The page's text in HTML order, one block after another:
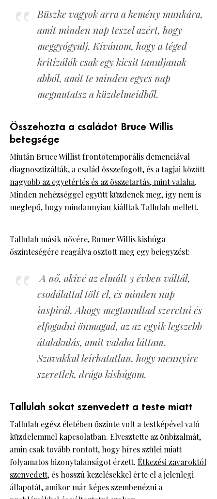
Büszke vagyok arra a kemény munkára,
amit minden nap teszel azért, hogy
meggyógyulj. Kívánom, hogy a téged
kritizálók csak egy kicsit tanuljanak
abból, amit te minden egyes nap
megmutatsz a küzdelmeidből.
Összehozta a családot Bruce Willis
betegsége
Miután Bruce Willist frontotemporális demenciával
diagnosztizálták, a család összefogott, és a tagjai között
nagyobb az egyetértés és az összetartás, mint valaha.
Minden nehézséggel együtt küzdenek meg, így nem is
meglepő, hogy mindannyian kiálltak Tallulah mellett.
Tallulah másik nővére, Rumer Willis kishúga
őszinteségére reagálva osztott meg egy bejegyzést:
A nő, akivé az elmúlt 3 évben váltál,
csodálattal tölt el, és minden nap
inspirál. Ahogy megtanultad szeretni és
elfogadni önmagad, az az egyik legszebb
átalakulás, amit valaha láttam.
Szavakkal leírhatatlan, hogy mennyire
szeretlek, drága kishúgom.
Tallulah sokat szenvedett a teste miatt
Tallulah egész életében őszinte volt a testképével való
küzdelemmel kapcsolatban. Elvesztette az önbizalmát,
amin csak tovább rontott, hogy híres szülei miatt
folyamatos bizonytalanságot érzett. Étkezési zavaroktól
szenvedett, és hosszú kezelésekkel érte el a jelenlegi
állapotát, amikor már képes szembenézni a